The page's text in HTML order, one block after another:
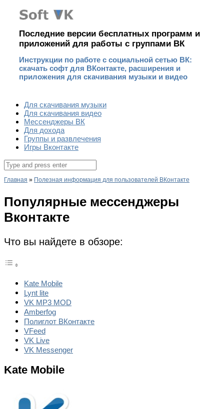
Наверх
Последние версии бесплатных программ и
приложений для работы с группами ВК
Инструкции по работе с социальной сетью ВК:
скачать софт для ВКонтакте, расширения и
приложения для скачивания музыки и видео
Для скачивания музыки
Для скачивания видео
Мессенджеры ВК
Для дохода
Группы и развлечения
Игры Вконтакте
Поиск
Главная » Полезная информация для пользователей ВКонтакте
Популярные мессенджеры
Вконтакте
Что вы найдете в обзоре:
Kate Mobile
Lynt lite
VK MP3 MOD
Amberfog
Полиглот ВКонтакте
VFeed
VK Live
VK Messenger
Kate Mobile